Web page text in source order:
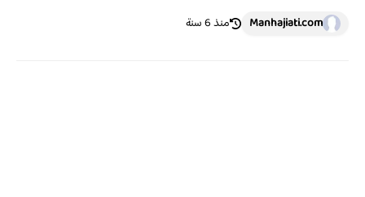
Manhajiati.com منذ 6 سنة